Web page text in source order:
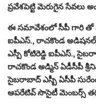
ప్రవేశపెట్టి మెరుగైన సేవలు
ఈ సమావేశంలో సీపీ గారి
ఐపీఎస్., రాచకొండ
ఎస్పీ కోటిరెడ్డి ఐపీఎస్.,
రాచకొండ అడ్మిన్ ఏడీసీపీ
సైబరాబాద్ ఎస్బీ ఏసీపీ
ఆపరేటివ్ సొసైటీ మెంబర్స్